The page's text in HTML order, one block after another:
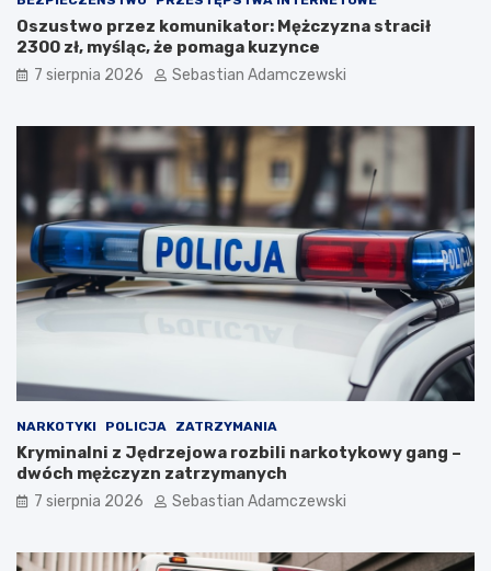
Oszustwo przez komunikator: Mężczyzna stracił
2300 zł, myśląc, że pomaga kuzynce
7 sierpnia 2026 Sebastian Adamczewski
NARKOTYKI POLICJA ZATRZYMANIA
Kryminalni z Jędrzejowa rozbili narkotykowy gang –
dwóch mężczyzn zatrzymanych
7 sierpnia 2026 Sebastian Adamczewski